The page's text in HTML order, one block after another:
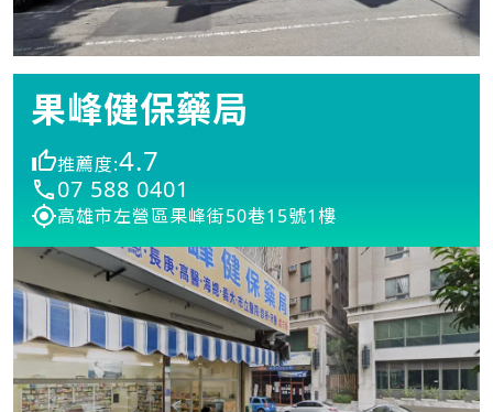
果峰健保藥局
推薦度:4.7
07 588 0401
高雄市左營區果峰街50巷15號1樓